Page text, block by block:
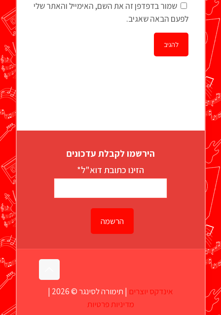
שמור בדפדפן זה את השם, האימייל והאתר שלי
לפעם הבאה שאגיב.
הירשמו לקבלת עדכונים
הזינו כתובת דוא"ל*
אינדקס יוצרים | תימורה לסינגר © 2026 |
מדיניות פרטיות